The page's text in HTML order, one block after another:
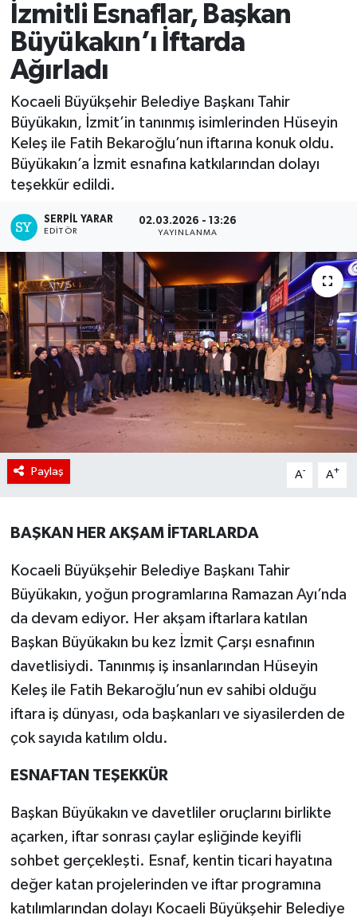
İzmitli Esnaflar, Başkan
Büyükakın’ı İftarda
Ağırladı
Kocaeli Büyükşehir Belediye Başkanı Tahir
Büyükakın, İzmit’in tanınmış isimlerinden Hüseyin
Keleş ile Fatih Bekaroğlu’nun iftarına konuk oldu.
Büyükakın’a İzmit esnafına katkılarından dolayı
teşekkür edildi.
SERPİL YARAR
EDITÖR
02.03.2026 - 13:26
YAYINLANMA
Paylaş A- A+
BAŞKAN HER AKŞAM İFTARLARDA
Kocaeli Büyükşehir Belediye Başkanı Tahir
Büyükakın, yoğun programlarına Ramazan Ayı’nda
da devam ediyor. Her akşam iftarlara katılan
Başkan Büyükakın bu kez İzmit Çarşı esnafının
davetlisiydi. Tanınmış iş insanlarından Hüseyin
Keleş ile Fatih Bekaroğlu’nun ev sahibi olduğu
iftara iş dünyası, oda başkanları ve siyasilerden de
çok sayıda katılım oldu.
ESNAFTAN TEŞEKKÜR
Başkan Büyükakın ve davetliler oruçlarını birlikte
açarken, iftar sonrası çaylar eşliğinde keyifli
sohbet gerçekleşti. Esnaf, kentin ticari hayatına
değer katan projelerinden ve iftar programına
katılımlarından dolayı Kocaeli Büyükşehir Belediye